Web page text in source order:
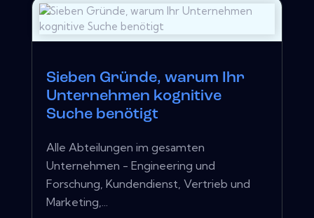
Sieben Gründe, warum Ihr
Unternehmen kognitive
Suche benötigt
Alle Abteilungen im gesamten
Unternehmen - Engineering und
Forschung, Kundendienst, Vertrieb und
Marketing,...